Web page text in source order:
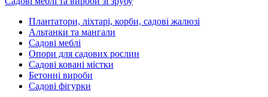
Плантатори, ліхтарі, корби, садові жалюзі
Альтанки та мангали
Садові меблі
Опори для садових рослин
Садові ковані містки
Бетонні вироби
Садові фігурки